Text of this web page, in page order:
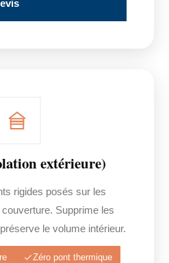
extérieure)
rigides posés sur les
Supprime les
le volume intérieur.
Zéro pont thermique